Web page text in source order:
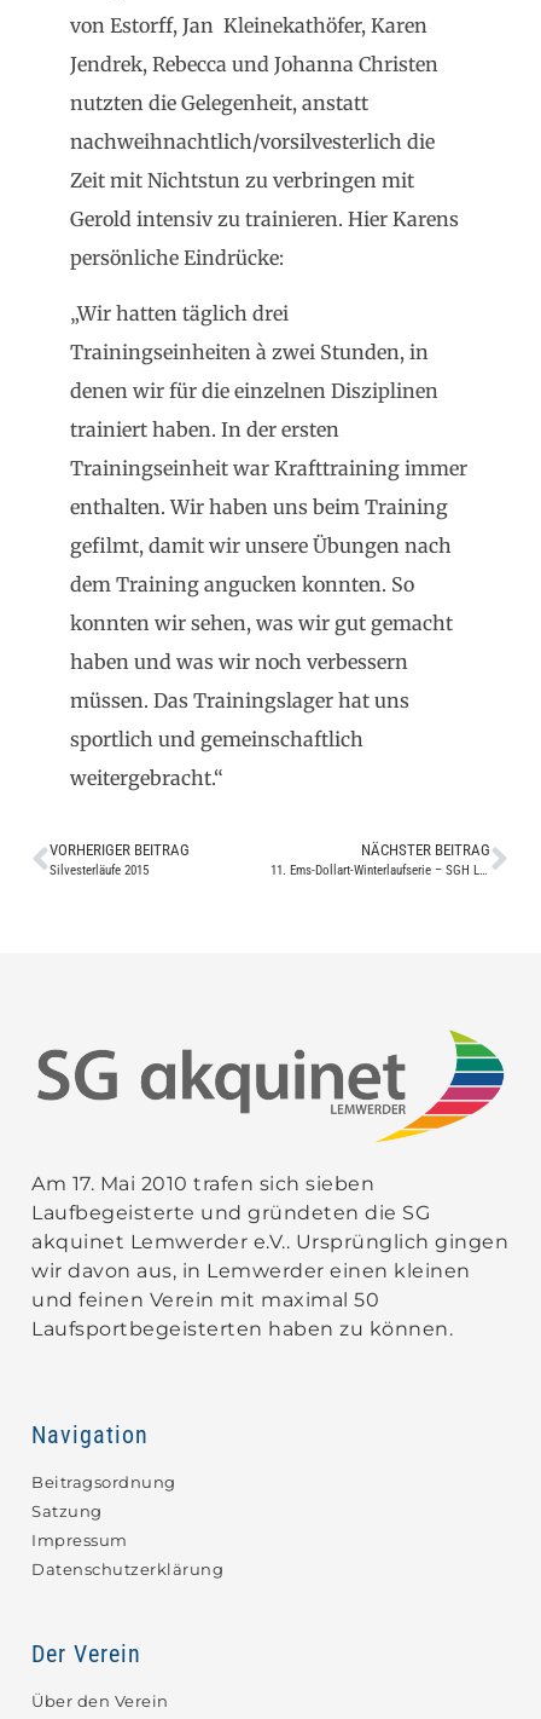
von Estorff, Jan Kleinekathöfer, Karen
Jendrek, Rebecca und Johanna Christen
nutzten die Gelegenheit, anstatt
nachweihnachtlich/vorsilvesterlich die
Zeit mit Nichtstun zu verbringen mit
Gerold intensiv zu trainieren. Hier Karens
persönliche Eindrücke:
„Wir hatten täglich drei
Trainingseinheiten à zwei Stunden, in
denen wir für die einzelnen Disziplinen
trainiert haben. In der ersten
Trainingseinheit war Krafttraining immer
enthalten. Wir haben uns beim Training
gefilmt, damit wir unsere Übungen nach
dem Training angucken konnten. So
konnten wir sehen, was wir gut gemacht
haben und was wir noch verbessern
müssen. Das Trainingslager hat uns
sportlich und gemeinschaftlich
weitergebracht.“
VORHERIGER BEITRAG
Silvesterläufe 2015
NÄCHSTER BEITRAG
11. Ems-Dollart-Winterlaufserie – SGH Lauf Langförden
Am 17. Mai 2010 trafen sich sieben
Laufbegeisterte und gründeten die SG
akquinet Lemwerder e.V.. Ursprünglich gingen
wir davon aus, in Lemwerder einen kleinen
und feinen Verein mit maximal 50
Laufsportbegeisterten haben zu können.
Navigation
Beitragsordnung
Satzung
Impressum
Datenschutzerklärung
Der Verein
Über den Verein